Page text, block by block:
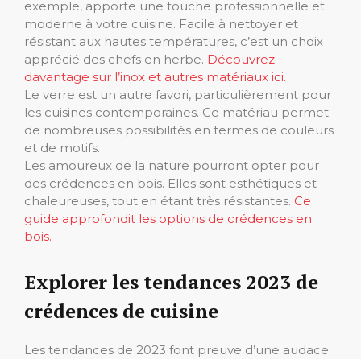
exemple, apporte une touche professionnelle et
moderne à votre cuisine. Facile à nettoyer et
résistant aux hautes températures, c’est un choix
apprécié des chefs en herbe. Découvrez
davantage sur l’inox et autres matériaux ici.
Le verre est un autre favori, particulièrement pour
les cuisines contemporaines. Ce matériau permet
de nombreuses possibilités en termes de couleurs
et de motifs.
Les amoureux de la nature pourront opter pour
des crédences en bois. Elles sont esthétiques et
chaleureuses, tout en étant très résistantes. Ce
guide approfondit les options de crédences en
bois.
Explorer les tendances 2023 de
crédences de cuisine
Les tendances de 2023 font preuve d’une audace